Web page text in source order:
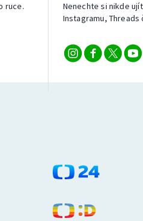
ruce.
Nenechte si nikde
Instagramu, Threads